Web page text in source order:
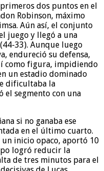
dos puntos en el
Robinson, máximo
Aún así, el conjunto
juego y llegó a una
33). Aunque luego
endureció su defensa,
como figura, impidiendo
un estadio dominado
dificultaba la
el segmento con una
si no ganaba ese
en el último cuarto.
un inicio opaco, aportó 10
logró reducir la
de tres minutos para el